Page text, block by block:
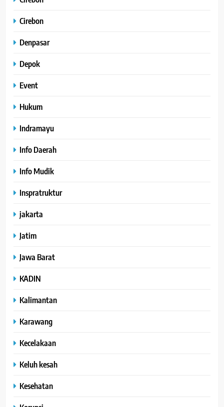
Cirebon
Denpasar
Depok
Event
Hukum
Indramayu
Info Daerah
Info Mudik
Inspratruktur
jakarta
Jatim
Jawa Barat
KADIN
Kalimantan
Karawang
Kecelakaan
Keluh kesah
Kesehatan